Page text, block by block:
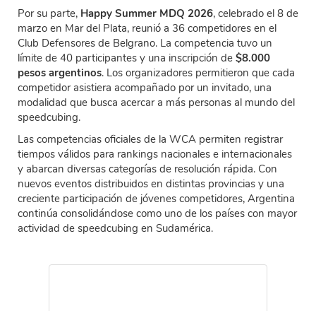
Por su parte, Happy Summer MDQ 2026, celebrado el 8 de
marzo en Mar del Plata, reunió a 36 competidores en el
Club Defensores de Belgrano. La competencia tuvo un
límite de 40 participantes y una inscripción de $8.000
pesos argentinos. Los organizadores permitieron que cada
competidor asistiera acompañado por un invitado, una
modalidad que busca acercar a más personas al mundo del
speedcubing.
Las competencias oficiales de la WCA permiten registrar
tiempos válidos para rankings nacionales e internacionales
y abarcan diversas categorías de resolución rápida. Con
nuevos eventos distribuidos en distintas provincias y una
creciente participación de jóvenes competidores, Argentina
continúa consolidándose como uno de los países con mayor
actividad de speedcubing en Sudamérica.